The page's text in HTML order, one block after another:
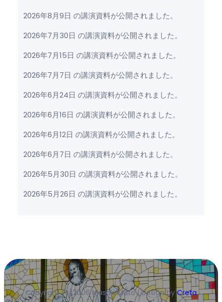
2026年8月9日 の講演資料が公開されました。
2026年7月30日 の講演資料が公開されました。
2026年7月15日 の講演資料が公開されました。
2026年7月7日 の講演資料が公開されました。
2026年6月24日 の講演資料が公開されました。
2026年6月16日 の講演資料が公開されました。
2026年6月12日 の講演資料が公開されました。
2026年6月7日 の講演資料が公開されました。
2026年5月30日 の講演資料が公開されました。
2026年5月26日 の講演資料が公開されました。
Copyright (c)2006 Masaki Muto | Design byCreta